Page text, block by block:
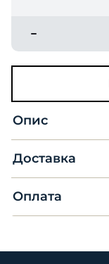
Опис
Доставка
Оплата